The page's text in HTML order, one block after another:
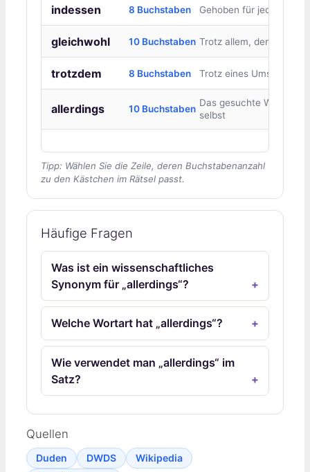
indessen 8 Buchstaben Gehoben für jedoch
gleichwohl 10 Buchstaben Trotz allem, dennoch
trotzdem 8 Buchstaben Trotz eines Umstands
allerdings 10 Buchstaben
Das gesuchte Wort
selbst
Tipp: Wählen Sie die Zeile, deren Buchstabenanzahl
zu den Kästchen im Rätsel passt.
Häufige Fragen
Was ist ein wissenschaftliches
Synonym für „allerdings“?
Welche Wortart hat „allerdings“?
Wie verwendet man „allerdings“ im
Satz?
Quellen
Duden DWDS
Wikipedia